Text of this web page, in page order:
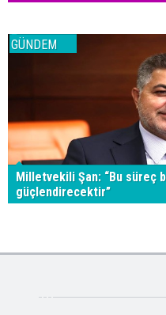
GÜNDEM
Milletvekili Şan: “Bu süreç
güçlendirecektir”